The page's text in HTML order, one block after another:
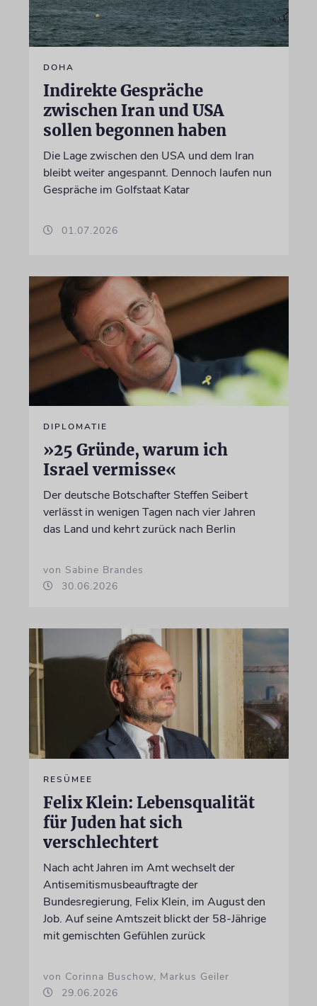
DOHA
Indirekte Gespräche
zwischen Iran und USA
sollen begonnen haben
Die Lage zwischen den USA und dem Iran
bleibt weiter angespannt. Dennoch laufen nun
Gespräche im Golfstaat Katar
01.07.2026
DIPLOMATIE
»25 Gründe, warum ich
Israel vermisse«
Der deutsche Botschafter Steffen Seibert
verlässt in wenigen Tagen nach vier Jahren
das Land und kehrt zurück nach Berlin
von Sabine Brandes
30.06.2026
RESÜMEE
Felix Klein: Lebensqualität
für Juden hat sich
verschlechtert
Nach acht Jahren im Amt wechselt der
Antisemitismusbeauftragte der
Bundesregierung, Felix Klein, im August den
Job. Auf seine Amtszeit blickt der 58-Jährige
mit gemischten Gefühlen zurück
von Corinna Buschow, Markus Geiler
29.06.2026